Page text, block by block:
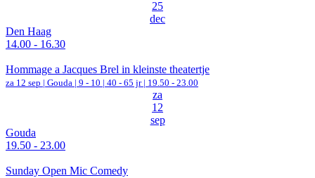
25
dec
Den Haag
14.00 - 16.30
Hommage a Jacques Brel in kleinste theatertje
za 12 sep | Gouda | 9 - 10 | 40 - 65 jr | 19.50 - 23.00
za
12
sep
Gouda
19.50 - 23.00
Sunday Open Mic Comedy